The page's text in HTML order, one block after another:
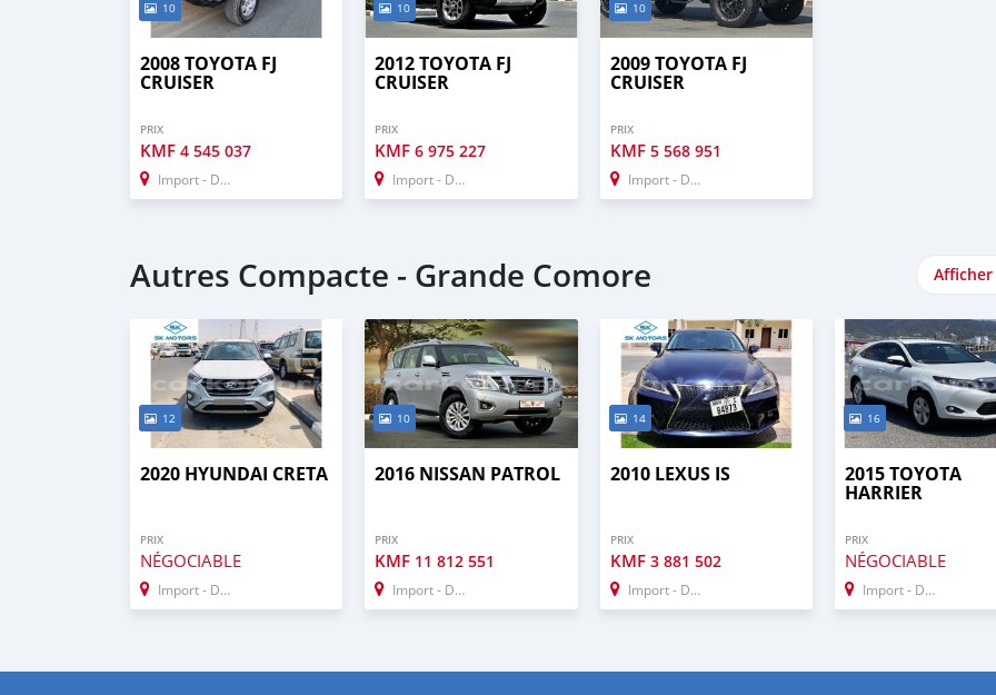
10
2008 TOYOTA FJ
CRUISER
PRIX
KMF 4 545 037
Import - Dubai
10
2012 TOYOTA FJ
CRUISER
PRIX
KMF6 975 227
Import - Dubai
10
2009 TOYOTA FJ
CRUISER
PRIX
KMF 5 568 951
Import - Dubai
Autres Compacte - Grande Comore
12
2020 HYUNDAI CRETA
PRIX
NÉGOCIABLE
Import - Dubai
10
2016 NISSAN PATROL
PRIX
KMF 11 812 551
Import - Dubai
14
2010 LEXUS IS
PRIX
KMF 3 881 502
Import - Dubai
16
2015 TOYOTA
HARRIER
PRIX
NÉGOCIABLE
Import - Dubai